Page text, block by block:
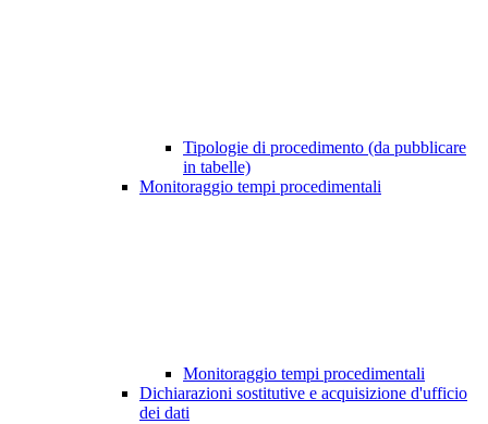
Tipologie di procedimento (da pubblicare
in tabelle)
Monitoraggio tempi procedimentali
Monitoraggio tempi procedimentali
Dichiarazioni sostitutive e acquisizione d'ufficio
dei dati